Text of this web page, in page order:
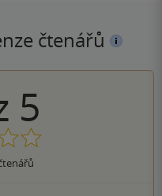
čtenářů
5